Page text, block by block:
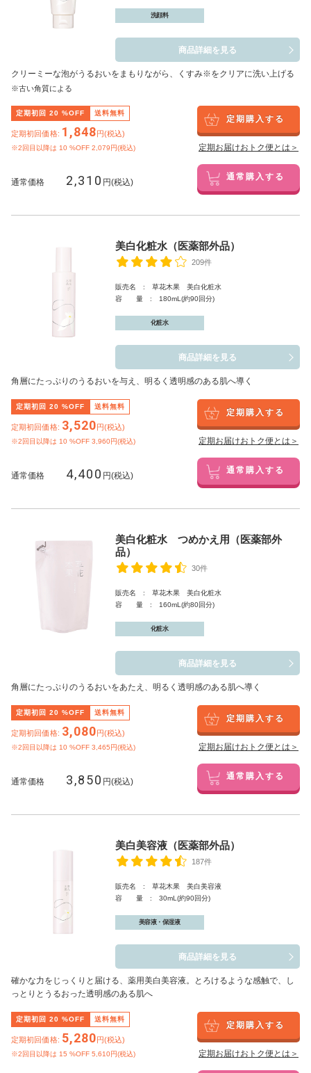
洗顔料
商品詳細を見る
クリーミーな泡がうるおいをまもりながら、くすみ※をクリアに洗い上げる
※古い角質による
定期初回 20 %OFF 送料無料
定期初回価格: 1,848円(税込)
※2回目以降は 10 %OFF 2,079円(税込)
定期購入する
定期お届けおトク便とは＞
通常価格 2,310 円(税込) 通常購入する
美白化粧水（医薬部外品）
209件
販売名 : 草花木果 美白化粧水
容 量 : 180mL(約90回分)
化粧水
商品詳細を見る
角層にたっぷりのうるおいを与え、明るく透明感のある肌へ導く
定期初回 20 %OFF 送料無料
定期初回価格: 3,520円(税込)
※2回目以降は 10 %OFF 3,960円(税込)
定期購入する
定期お届けおトク便とは＞
通常価格 4,400 円(税込) 通常購入する
美白化粧水 つめかえ用（医薬部外
品）
30件
販売名 : 草花木果 美白化粧水
容 量 : 160mL(約80回分)
化粧水
商品詳細を見る
角層にたっぷりのうるおいをあたえ、明るく透明感のある肌へ導く
定期初回 20 %OFF 送料無料
定期初回価格: 3,080円(税込)
※2回目以降は 10 %OFF 3,465円(税込)
定期購入する
定期お届けおトク便とは＞
通常価格 3,850 円(税込) 通常購入する
美白美容液（医薬部外品）
187件
販売名 : 草花木果 美白美容液
容 量 : 30mL(約90回分)
美容液・保湿液
商品詳細を見る
確かな力をじっくりと届ける、薬用美白美容液。とろけるような感触で、し
っとりとうるおった透明感のある肌へ
定期初回 20 %OFF 送料無料
定期初回価格: 5,280円(税込)
※2回目以降は 15 %OFF 5,610円(税込)
定期購入する
定期お届けおトク便とは＞